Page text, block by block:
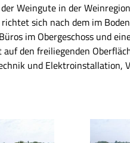
Weingute in der
sich nach dem im
im Obergeschoss und
den freiliegenden
und Elektroinstallation,